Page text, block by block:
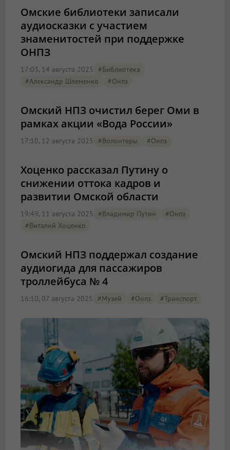
Омские библиотеки записали
аудиосказки с участием
знаменитостей при поддержке
ОНПЗ
17:03, 14 августа 2025
#библиотека
#Александр Шлеменко
#онпз
Омский НПЗ очистил берег Оми в
рамках акции «Вода России»
17:10, 12 августа 2025 #волонтеры #онпз
Хоценко рассказал Путину о
снижении оттока кадров и
развитии Омской области
19:49, 11 августа 2025 #Владимир Путин
#онпз
#Виталий Хоценко
Омский НПЗ поддержал создание
аудиогида для пассажиров
троллейбуса № 4
16:10, 07 августа 2025 #музей #онпз #Транспорт